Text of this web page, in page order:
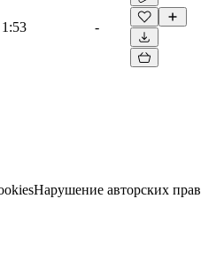
1:53 -
Нарушение авторских прав